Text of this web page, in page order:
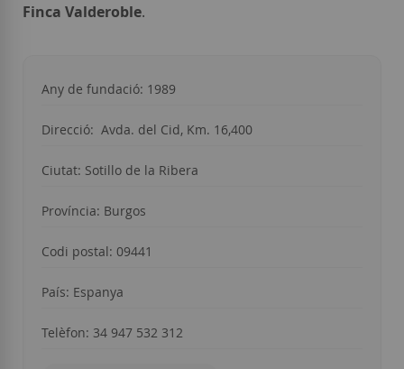
Finca Valderoble.
Any de fundació: 1989
Direcció: Avda. del Cid, Km. 16,400
Ciutat: Sotillo de la Ribera
Província: Burgos
Codi postal: 09441
País: Espanya
Telèfon: 34 947 532 312